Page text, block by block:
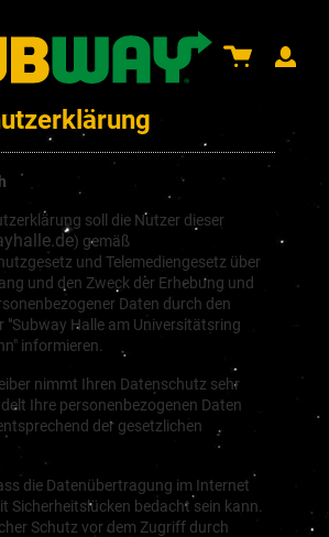
soll die Nutzer dieser
) gemäß
und Telemediengesetz über
und den Zweck der Erhebung und
Daten durch den
"Subway Halle am Universitätsring
informieren.
nimmt Ihren Datenschutz sehr
Ihre personenbezogenen Daten
der gesetzlichen
die Datenübertragung im Internet
Sicherheitslücken bedacht sein kann.
Schutz vor dem Zugriff durch